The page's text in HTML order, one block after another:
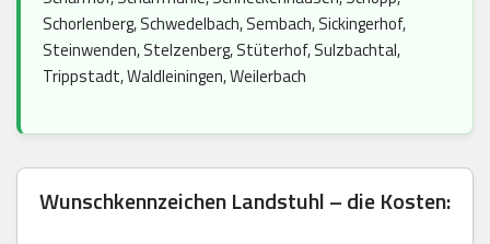
Schorlenberg, Schwedelbach, Sembach, Sickingerhof,
Steinwenden, Stelzenberg, Stüterhof, Sulzbachtal,
Trippstadt, Waldleiningen, Weilerbach
Wunschkennzeichen Landstuhl – die Kosten: